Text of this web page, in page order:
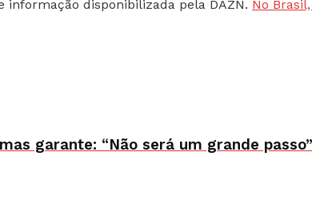
disponibilizada pela DAZN. No
garante: “Não será um grande passo”